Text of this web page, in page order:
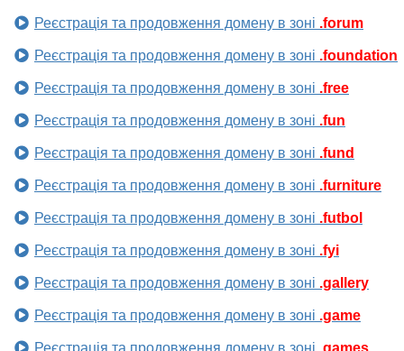
Реєстрація та продовження домену в зоні .forum
Реєстрація та продовження домену в зоні .foundation
Реєстрація та продовження домену в зоні .free
Реєстрація та продовження домену в зоні .fun
Реєстрація та продовження домену в зоні .fund
Реєстрація та продовження домену в зоні .furniture
Реєстрація та продовження домену в зоні .futbol
Реєстрація та продовження домену в зоні .fyi
Реєстрація та продовження домену в зоні .gallery
Реєстрація та продовження домену в зоні .game